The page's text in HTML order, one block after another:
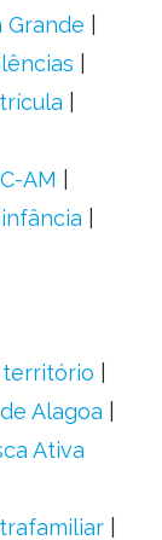
Grande
AM
Alagoa
Ativa